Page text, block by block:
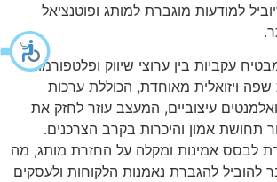
למודעות מוגברת למותג ופוטנציאל
עקביות בין ערוצי שיווק ופלטפורמות
שפה ויזואלית מאוחדת, הכוללת ערכות
עיצוביים, המעצב עוזר לחזק את
תחושת אמון והיכרות בקרב הצרכנים.
לבסס אמינות ומקלה על החזרת מותג, מה
להוביל להגברת נאמנות הלקוחות ולעסקים